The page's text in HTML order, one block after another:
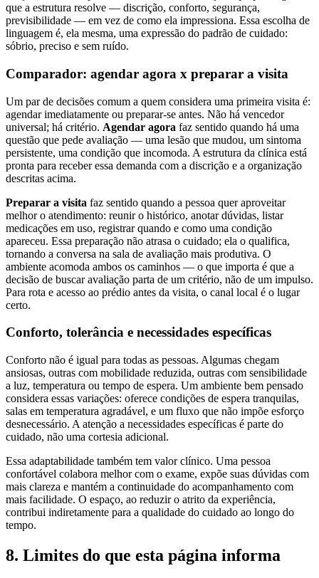
que a estrutura resolve — discrição, conforto, segurança,
previsibilidade — em vez de como ela impressiona. Essa escolha de
linguagem é, ela mesma, uma expressão do padrão de cuidado:
sóbrio, preciso e sem ruído.
Comparador: agendar agora x preparar a visita
Um par de decisões comum a quem considera uma primeira visita é:
agendar imediatamente ou preparar-se antes. Não há vencedor
universal; há critério. Agendar agora faz sentido quando há uma
questão que pede avaliação — uma lesão que mudou, um sintoma
persistente, uma condição que incomoda. A estrutura da clínica está
pronta para receber essa demanda com a discrição e a organização
descritas acima.
Preparar a visita faz sentido quando a pessoa quer aproveitar
melhor o atendimento: reunir o histórico, anotar dúvidas, listar
medicações em uso, registrar quando e como uma condição
apareceu. Essa preparação não atrasa o cuidado; ela o qualifica,
tornando a conversa na sala de avaliação mais produtiva. O
ambiente acomoda ambos os caminhos — o que importa é que a
decisão de buscar avaliação parta de um critério, não de um impulso.
Para rota e acesso ao prédio antes da visita, o canal local é o lugar
certo.
Conforto, tolerância e necessidades específicas
Conforto não é igual para todas as pessoas. Algumas chegam
ansiosas, outras com mobilidade reduzida, outras com sensibilidade
a luz, temperatura ou tempo de espera. Um ambiente bem pensado
considera essas variações: oferece condições de espera tranquilas,
salas em temperatura agradável, e um fluxo que não impõe esforço
desnecessário. A atenção a necessidades específicas é parte do
cuidado, não uma cortesia adicional.
Essa adaptabilidade também tem valor clínico. Uma pessoa
confortável colabora melhor com o exame, expõe suas dúvidas com
mais clareza e mantém a continuidade do acompanhamento com
mais facilidade. O espaço, ao reduzir o atrito da experiência,
contribui indiretamente para a qualidade do cuidado ao longo do
tempo.
8. Limites do que esta página informa